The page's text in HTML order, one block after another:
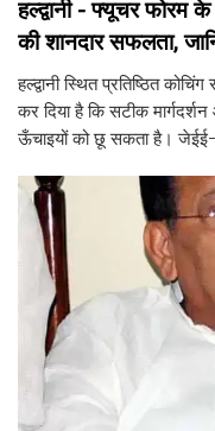
हल्द्वानी - फ्यूचर फोरम
की शानदार सफलता,
हल्द्वानी स्थित प्रतिष्ठित
कर दिया है कि सटीक
ऊँचाइयों को छू सकता है। जेईई-